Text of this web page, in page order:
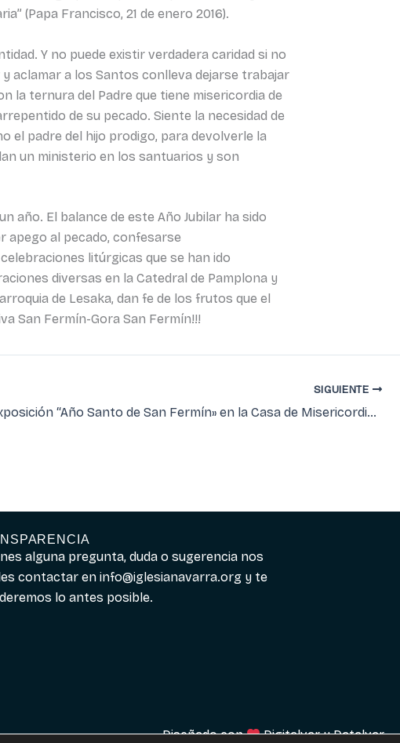
(Papa Francisco, 21 de enero 2016).
Y no puede existir verdadera caridad si no
aclamar a los Santos conlleva dejarse trabajar
la ternura del Padre que tiene misericordia de
de su pecado. Siente la necesidad de
el padre del hijo prodigo, para devolverle la
un ministerio en los santuarios y son
año. El balance de este Año Jubilar ha sido
apego al pecado, confesarse
litúrgicas que se han ido
diversas en la Catedral de Pamplona y
de Lesaka, dan fe de los frutos que el
San Fermín-Gora San Fermín!!!
SIGUIENTE
Exposición “Año Santo de San Fermín» en la Casa de Misericordia de Pamplona
alguna pregunta, duda o sugerencia nos
contactar eninfo@iglesianavarra.org y te
lo antes posible.
Diseñado con DigitalvaryDatalvar